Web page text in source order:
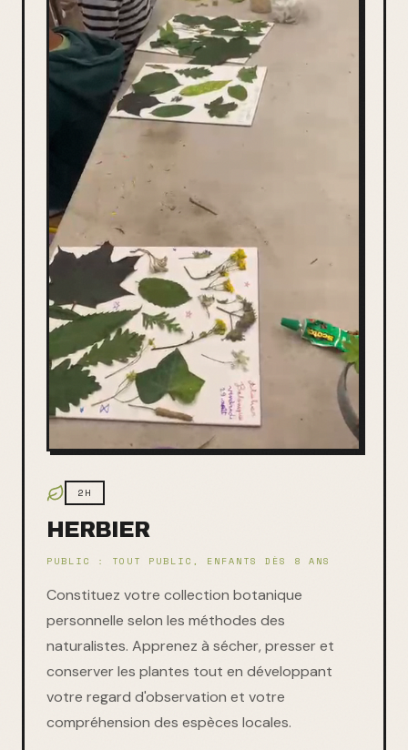
2H
HERBIER
PUBLIC : TOUT PUBLIC, ENFANTS DÈS 8 ANS
Constituez votre collection botanique
personnelle selon les méthodes des
naturalistes. Apprenez à sécher, presser et
conserver les plantes tout en développant
votre regard d'observation et votre
compréhension des espèces locales.